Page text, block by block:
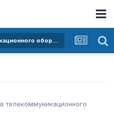
Покупка и продажа телекоммуникационного оборудования
телекоммуникационного